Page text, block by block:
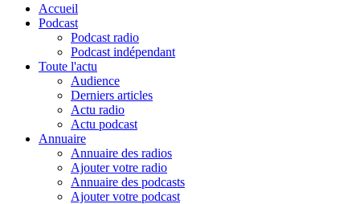
Accueil
Podcast
Podcast radio
Podcast indépendant
Toute l'actu
Audience
Derniers articles
Actu radio
Actu podcast
Annuaire
Annuaire des radios
Ajouter votre radio
Annuaire des podcasts
Ajouter votre podcast